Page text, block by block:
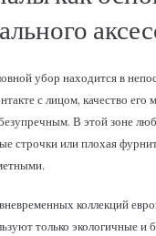
убор находится в
с лицом, качество его
В этой зоне
строчки или плохая
коллекций
только экологичные и